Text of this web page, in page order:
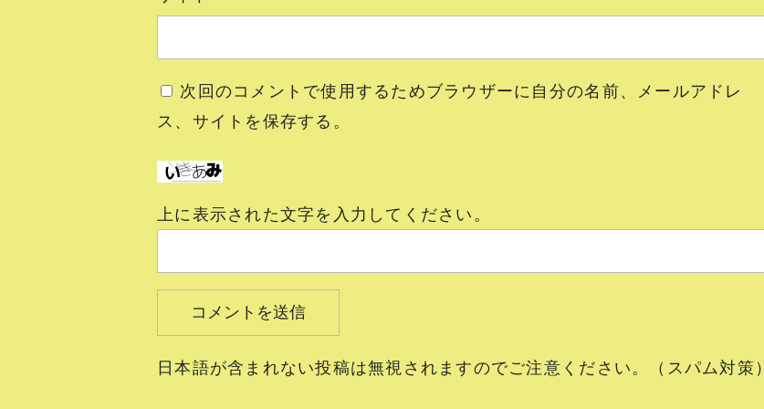
次回のコメントで使用するためブラウザーに自分の名前、メールアドレ
ス、サイトを保存する。
上に表示された文字を入力してください。
日本語が含まれない投稿は無視されますのでご注意ください。（スパム対策）